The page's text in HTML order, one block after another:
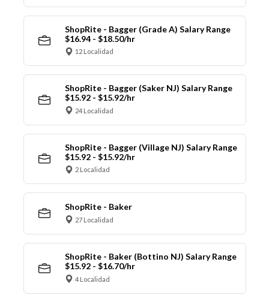
ShopRite - Bagger (Grade A) Salary Range
$16.94 - $18.50/hr
12 Localidad
ShopRite - Bagger (Saker NJ) Salary Range
$15.92 - $15.92/hr
24 Localidad
ShopRite - Bagger (Village NJ) Salary Range
$15.92 - $15.92/hr
2 Localidad
ShopRite - Baker
27 Localidad
ShopRite - Baker (Bottino NJ) Salary Range
$15.92 - $16.70/hr
4 Localidad